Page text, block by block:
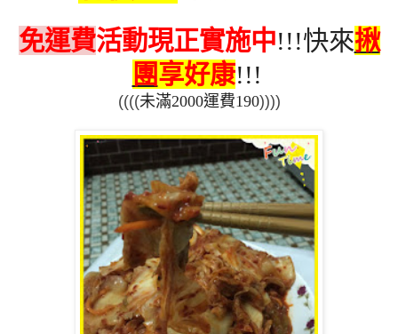
免運費活動現正實施中!!!快來揪
團享好康!!!
((((未滿2000運費190))))